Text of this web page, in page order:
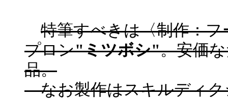
特筆すべきは〈制作：
プロン"ミツボシ"。安価
品。
なお製作はスキルディク